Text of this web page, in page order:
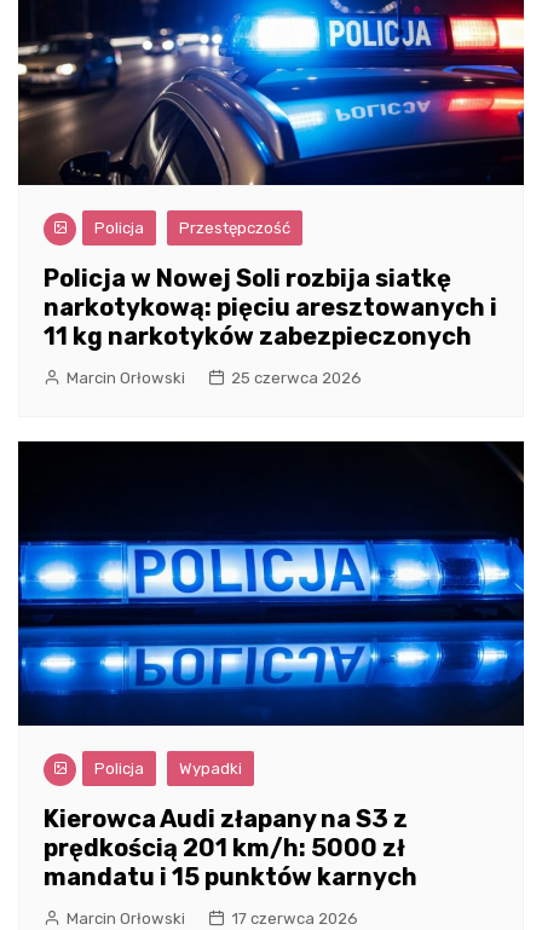
Policja Przestępczość
Policja w Nowej Soli rozbija siatkę
narkotykową: pięciu aresztowanych i
11 kg narkotyków zabezpieczonych
Marcin Orłowski 25 czerwca 2026
Policja Wypadki
Kierowca Audi złapany na S3 z
prędkością 201 km/h: 5000 zł
mandatu i 15 punktów karnych
Marcin Orłowski 17 czerwca 2026